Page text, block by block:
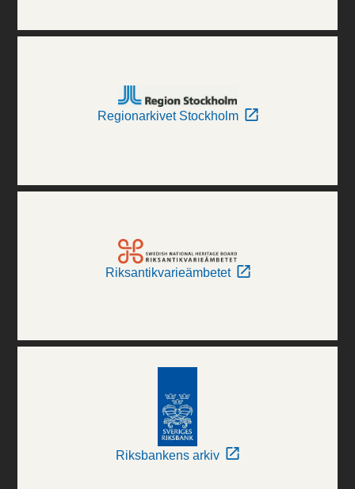
Regionarkivet Stockholm
Riksantikvarieämbetet
Riksbankens arkiv